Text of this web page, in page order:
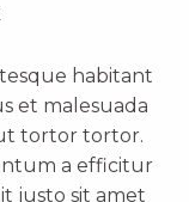
habitant
et malesuada
tortor tortor.
a efficitur
justo sit amet